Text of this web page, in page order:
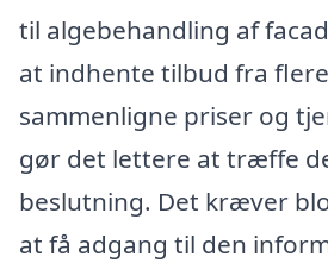
til algebehandling af
at indhente tilbud fra
sammenligne priser og
gør det lettere at træffe
beslutning. Det kræver
at få adgang til den